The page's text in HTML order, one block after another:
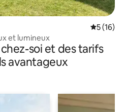
5 (16)
et lumineux
soi et des tarifs
avantageux